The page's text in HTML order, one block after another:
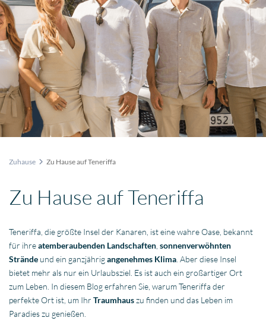
Zuhause Zu Hause auf Teneriffa
Zu Hause auf Teneriffa
Teneriffa, die größte Insel der Kanaren, ist eine wahre Oase, bekannt
für ihreatemberaubenden Landschaften ,sonnenverwöhnten
Strände und ein ganzjährigangenehmes Klima . Aber diese Insel
bietet mehr als nur ein Urlaubsziel. Es ist auch ein großartiger Ort
zum Leben. In diesem Blog erfahren Sie, warum Teneriffa der
perfekte Ort ist, um IhrTraumhauszu finden und das Leben im
Paradies zu genießen.